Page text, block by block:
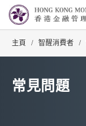
主頁 / 智醒消費者 /
常見問題